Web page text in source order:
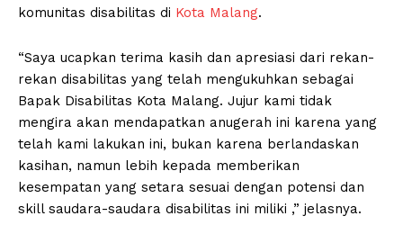
komunitas disabilitas di Kota Malang.
“Saya ucapkan terima kasih dan apresiasi dari rekan-
rekan disabilitas yang telah mengukuhkan sebagai
Bapak Disabilitas Kota Malang. Jujur kami tidak
mengira akan mendapatkan anugerah ini karena yang
telah kami lakukan ini, bukan karena berlandaskan
kasihan, namun lebih kepada memberikan
kesempatan yang setara sesuai dengan potensi dan
skill saudara-saudara disabilitas ini miliki ,” jelasnya.